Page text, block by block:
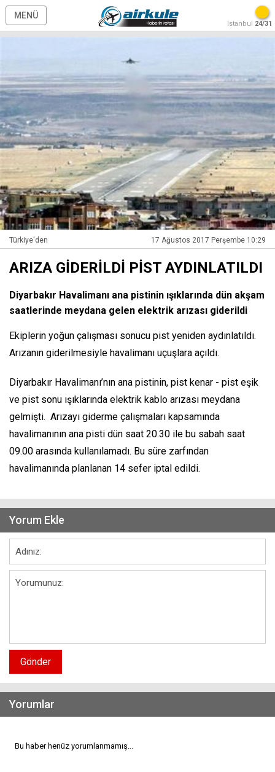
MENÜ
İstanbul 24/31
Türkiye'den 17 Ağustos 2017 Perşembe 10:29
ARIZA GİDERİLDİ PİST AYDINLATILDI
Diyarbakır Havalimanı ana pistinin ışıklarında dün akşam
saatlerinde meydana gelen elektrik arızası giderildi
Ekiplerin yoğun çalışması sonucu pist yeniden aydınlatıldı.
Arızanın giderilmesiyle havalimanı uçuşlara açıldı.
Diyarbakır Havalimanı’nın ana pistinin, pist kenar - pist eşik
ve pist sonu ışıklarında elektrik kablo arızası meydana
gelmişti. Arızayı giderme çalışmaları kapsamında
havalimanının ana pisti dün saat 20.30 ile bu sabah saat
09.00 arasında kullanılamadı. Bu süre zarfından
havalimanında planlanan 14 sefer iptal edildi.
Yorum Ekle
Gönder
Yorumlar
Bu haber henüz yorumlanmamış...